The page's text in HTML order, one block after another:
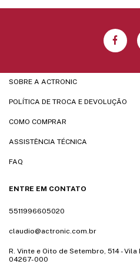
SOBRE A ACTRONIC
POLÍTICA DE TROCA E DEVOLUÇÃO
COMO COMPRAR
ASSISTÊNCIA TÉCNICA
FAQ
ENTRE EM CONTATO
5511996605020
claudio@actronic.com.br
R. Vinte e Oito de Setembro, 514 - Vila
04267-000